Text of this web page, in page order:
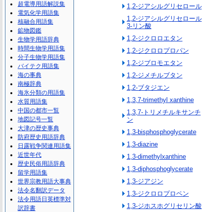
1,2-ジアシルグリセロール
1,2-ジアシルグリセロール
3-リン酸
1,2-ジクロロエタン
1,2-ジクロロプロパン
1,2-ジブロモエタン
1,2-ジメチルブタン
1,2-ブタジエン
1,3,7-trimethyl xanthine
1,3,7-トリメチルキサンチ
ン
1,3-bisphosphoglycerate
1,3-diazine
1,3-dimethylxanthine
1,3-diphosphoglycerate
1,3-ジアジン
1,3-ジクロロプロペン
1,3-ジホスホグリセリン酸
超電導用語解説集
電気化学用語集
核融合用語集
鉱物図鑑
生物学用語辞典
時間生物学用語集
分子生物学用語集
バイテク用語集
海の事典
南極辞典
海氷分類の用語集
水質用語集
中国の都市一覧
地図記号一覧
大津の歴史事典
防府歴史用語辞典
日露戦争関連用語集
近世年代
歴史民俗用語辞典
留学用語集
世界宗教用語大事典
法令名翻訳データ
法令用語日英標準対
訳辞書